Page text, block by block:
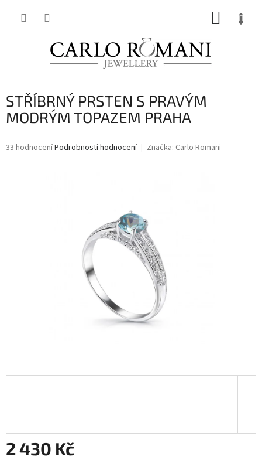
STŘÍBRNÝ PRSTEN S PRAVÝM
MODRÝM TOPAZEM PRAHA
Průměrné
33 hodnoceníPodrobnosti hodnocení Značka: Carlo Romani
2 430 Kč